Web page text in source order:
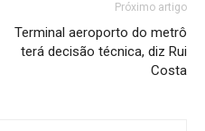
Próximo artigo
Terminal aeroporto do metrô
terá decisão técnica, diz Rui
Costa